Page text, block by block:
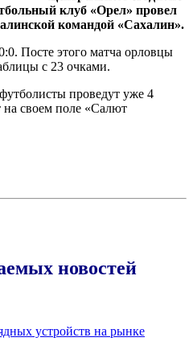
клуб «Орел» провел
командой «Сахалин».
Посте этого матча орловцы
с 23 очками.
проведут уже 4
своем поле «Салют
новостей
устройств на рынке